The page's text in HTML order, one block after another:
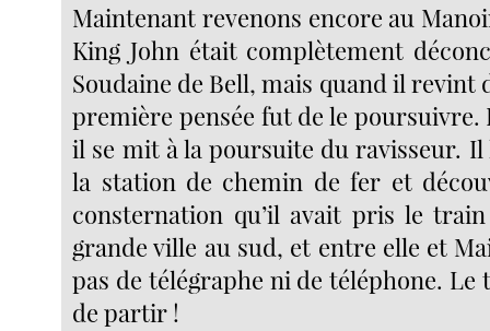
Maintenant revenons encore au
King John était complètement
Soudaine de Bell, mais quand il revint
première pensée fut de le poursuivre.
il se mit à la poursuite du ravisseur. Il
la station de chemin de fer et
consternation qu’il avait pris le
grande ville au sud, et entre elle et
pas de télégraphe ni de téléphone. Le
de partir !